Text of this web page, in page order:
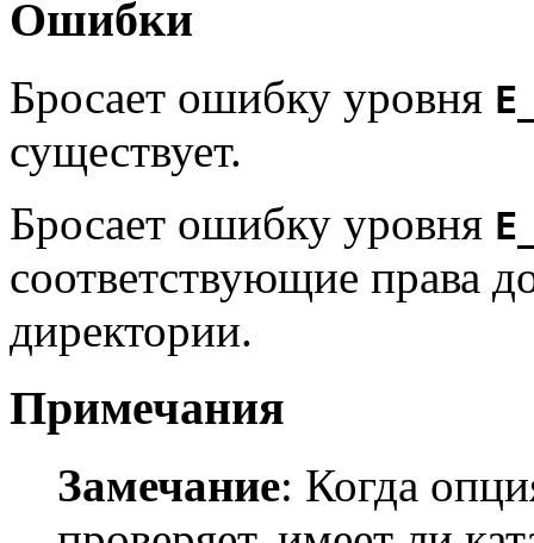
Ошибки
Бросает ошибку уровня
существует.
Бросает ошибку уровня
соответствующие права
директории.
Примечания
Замечание: Когда